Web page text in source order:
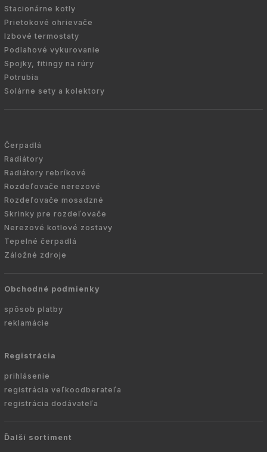
Stacionárne kotly
Prietokové ohrievače
Izbové termostaty
Podlahové vykurovanie
Spojky, fitingy na rúry
Potrubia
Solárne sety a kolektory
Čerpadlá
Radiátory
Radiátory rebríkové
Rozdeľovače nerezové
Rozdeľovače mosadzné
Skrinky pre rozdeľovače
Nerezové kotlové zostavy
Tepelné čerpadlá
Záložné zdroje
Obchodné podmienky
spôsob platby
reklamácie
Registrácia
prihlásenie
registrácia veľkoodberateľa
registrácia dodávateľa
Ďalší sortiment